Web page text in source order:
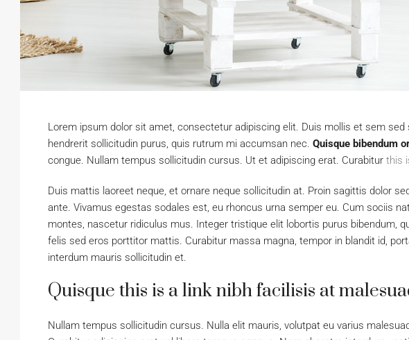
Lorem ipsum dolor sit amet, consectetur adipiscing elit. Duis mollis et sem sed
hendrerit sollicitudin purus, quis rutrum mi accumsan nec. Quisque bibendum
congue. Nullam tempus sollicitudin cursus. Ut et adipiscing erat. Curabitur this
Duis mattis laoreet neque, et ornare neque sollicitudin at. Proin sagittis dolor
ante. Vivamus egestas sodales est, eu rhoncus urna semper eu. Cum sociis
montes, nascetur ridiculus mus. Integer tristique elit lobortis purus bibendum,
felis sed eros porttitor mattis. Curabitur massa magna, tempor in blandit id,
interdum mauris sollicitudin et.
Quisque this is a link nibh facilisis at
Nullam tempus sollicitudin cursus. Nulla elit mauris, volutpat eu varius